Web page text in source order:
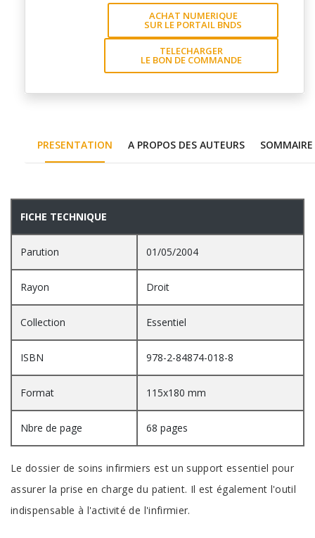
ACHAT NUMERIQUE
SUR LE PORTAIL BNDS
TELECHARGER
LE BON DE COMMANDE
PRESENTATION A PROPOS DES AUTEURS SOMMAIRE
PRESENTATION
FICHE TECHNIQUE
Parution 01/05/2004
Rayon Droit
Collection Essentiel
ISBN 978-2-84874-018-8
Format 115x180 mm
Nbre de page 68 pages
Le dossier de soins infirmiers est un support essentiel pour
assurer la prise en charge du patient. Il est également l'outil
indispensable à l'activité de l'infirmier.